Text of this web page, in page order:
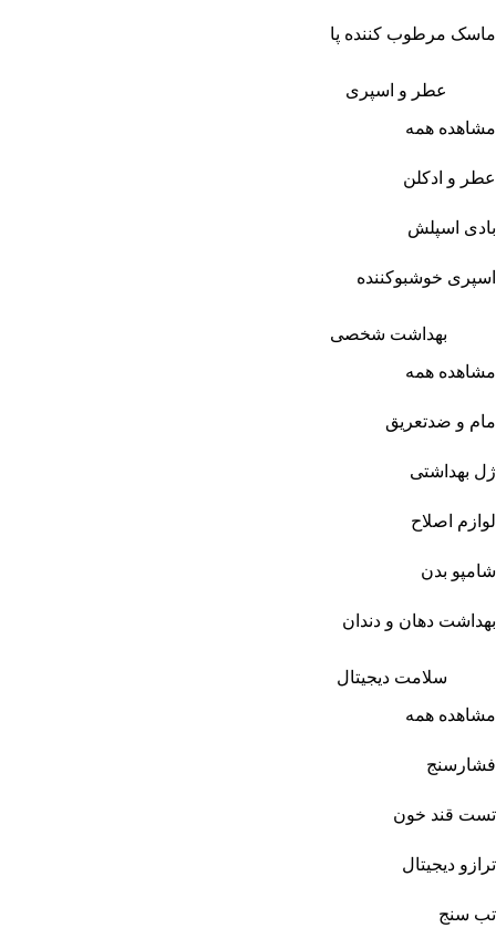
ماسک مرطوب کننده پا
عطر و اسپری
مشاهده همه
عطر و ادکلن
بادی اسپلش
اسپری خوشبوکننده
بهداشت شخصی
مشاهده همه
مام و ضدتعریق
ژل بهداشتی
لوازم اصلاح
شامپو بدن
بهداشت دهان و دندان
سلامت دیجیتال
مشاهده همه
فشارسنج
تست قند خون
ترازو دیجیتال
تب سنج